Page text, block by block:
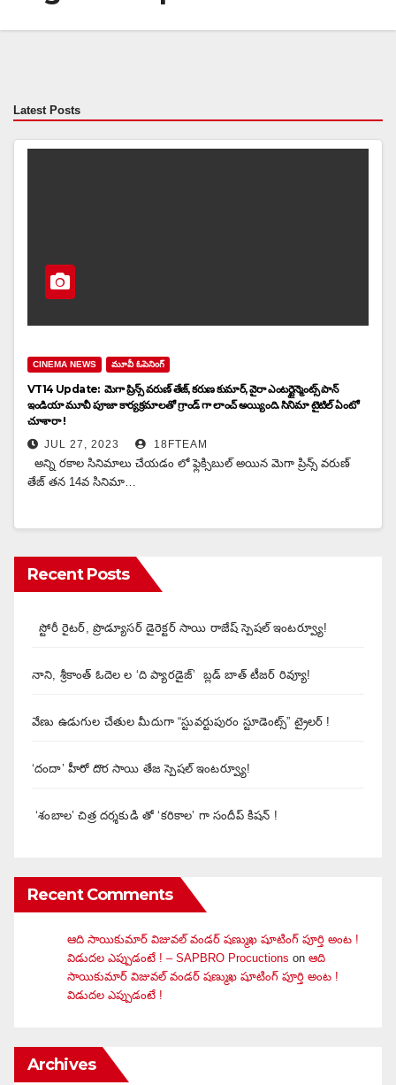
Latest Posts
CINEMA NEWS మూవీ ఓపెనింగ్
VT14 Update: మెగా ప్రిన్స్ వరుణ్ తేజ్, కరుణ కుమార్, వైరా ఎంటర్టైన్మెంట్స్ పాన్
ఇండియా మూవీ పూజా కార్యక్రమాలతో గ్రాండ్ గా లాంచ్ అయ్యింది. సినిమా టైటిల్ ఏంటో
చూశారా !
JUL 27, 2023 18FTEAM
అన్ని రకాల సినిమాలు చేయడం లో ఫ్లెక్సిబుల్ అయిన మెగా ప్రిన్స్ వరుణ్
తేజ్ తన 14వ సినిమా…
Recent Posts
స్టోరీ రైటర్, ప్రొడ్యూసర్ డైరెక్టర్ సాయి రాజేష్ స్పెషల్ ఇంటర్వ్యూ!
నాని, శ్రీకాంత్ ఓదెల ల ‘ది ప్యారడైజ్’ బ్లడ్ బాత్ టీజర్ రివ్యూ!
వేణు ఉడుగుల చేతుల మీదుగా “స్టువర్టుపురం స్టూడెంట్స్” ట్రైలర్ !
‘దందా’ హీరో దొర సాయి తేజ స్పెషల్ ఇంటర్వ్యూ!
‘శంబాల’ చిత్ర దర్శకుడి తో ‘కరికాల’ గా సందీప్ కిషన్ !
Recent Comments
ఆది సాయికుమార్ విజువ‌ల్ వండ‌ర్ ష‌ణ్ముఖ షూటింగ్ పూర్తి అంట !
విడుదల ఎప్పుడంటే ! – SAPBRO Procuctions on ఆది
సాయికుమార్ విజువ‌ల్ వండ‌ర్ ష‌ణ్ముఖ షూటింగ్ పూర్తి అంట !
విడుదల ఎప్పుడంటే !
Archives